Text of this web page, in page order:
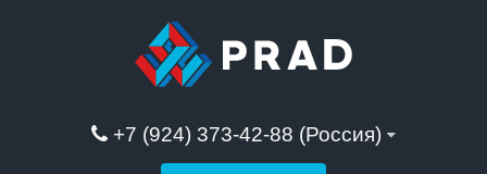
+7 (924) 373-42-88 (Россия)